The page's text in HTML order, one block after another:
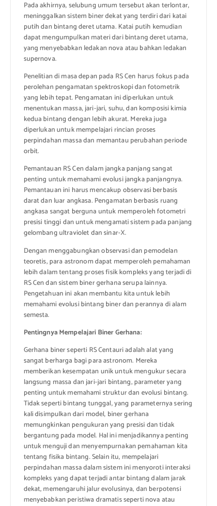
Pada akhirnya, selubung umum tersebut akan terlontar,
meninggalkan sistem biner dekat yang terdiri dari katai
putih dan bintang deret utama. Katai putih kemudian
dapat mengumpulkan materi dari bintang deret utama,
yang menyebabkan ledakan nova atau bahkan ledakan
supernova.
Penelitian di masa depan pada RS Cen harus fokus pada
perolehan pengamatan spektroskopi dan fotometrik
yang lebih tepat. Pengamatan ini diperlukan untuk
menentukan massa, jari-jari, suhu, dan komposisi kimia
kedua bintang dengan lebih akurat. Mereka juga
diperlukan untuk mempelajari rincian proses
perpindahan massa dan memantau perubahan periode
orbit.
Pemantauan RS Cen dalam jangka panjang sangat
penting untuk memahami evolusi jangka panjangnya.
Pemantauan ini harus mencakup observasi berbasis
darat dan luar angkasa. Pengamatan berbasis ruang
angkasa sangat berguna untuk memperoleh fotometri
presisi tinggi dan untuk mengamati sistem pada panjang
gelombang ultraviolet dan sinar-X.
Dengan menggabungkan observasi dan pemodelan
teoretis, para astronom dapat memperoleh pemahaman
lebih dalam tentang proses fisik kompleks yang terjadi di
RS Cen dan sistem biner gerhana serupa lainnya.
Pengetahuan ini akan membantu kita untuk lebih
memahami evolusi bintang biner dan perannya di alam
semesta.
Pentingnya Mempelajari Biner Gerhana:
Gerhana biner seperti RS Centauri adalah alat yang
sangat berharga bagi para astronom. Mereka
memberikan kesempatan unik untuk mengukur secara
langsung massa dan jari-jari bintang, parameter yang
penting untuk memahami struktur dan evolusi bintang.
Tidak seperti bintang tunggal, yang parameternya sering
kali disimpulkan dari model, biner gerhana
memungkinkan pengukuran yang presisi dan tidak
bergantung pada model. Hal ini menjadikannya penting
untuk menguji dan menyempurnakan pemahaman kita
tentang fisika bintang. Selain itu, mempelajari
perpindahan massa dalam sistem ini menyoroti interaksi
kompleks yang dapat terjadi antar bintang dalam jarak
dekat, memengaruhi jalur evolusinya, dan berpotensi
menyebabkan peristiwa dramatis seperti nova atau